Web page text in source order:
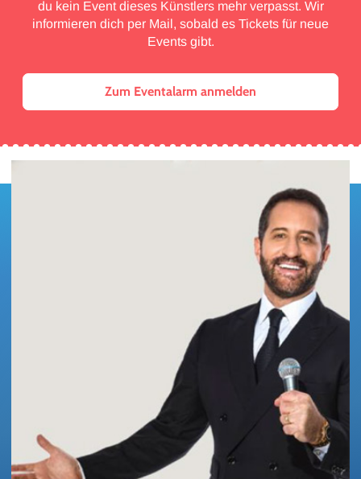
du kein Event dieses Künstlers mehr verpasst. Wir
informieren dich per Mail, sobald es Tickets für neue
Events gibt.
Zum Eventalarm anmelden